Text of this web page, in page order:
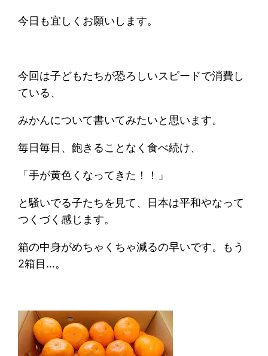
今日も宜しくお願いします。
今回は子どもたちが恐ろしいスピードで消費し
ている、
みかんについて書いてみたいと思います。
毎日毎日、飽きることなく食べ続け、
「手が黄色くなってきた！！」
と騒いでる子たちを見て、日本は平和やなって
つくづく感じます。
箱の中身がめちゃくちゃ減るの早いです。もう
2箱目…。